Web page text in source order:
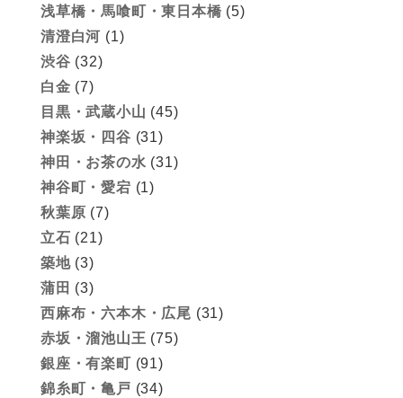
浅草橋・馬喰町・東日本橋 (5)
清澄白河 (1)
渋谷 (32)
白金 (7)
目黒・武蔵小山 (45)
神楽坂・四谷 (31)
神田・お茶の水 (31)
神谷町・愛宕 (1)
秋葉原 (7)
立石 (21)
築地(3)
蒲田 (3)
西麻布・六本木・広尾 (31)
赤坂・溜池山王 (75)
銀座・有楽町 (91)
錦糸町・亀戸 (34)